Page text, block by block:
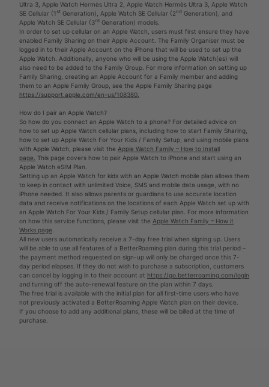
Ultra 3, Apple Watch Hermès Ultra 2, Apple Watch Hermès Ultra 3, Apple Watch
SE Cellular (1 st Generation), Apple Watch SE Cellular (2nd Generation), and
Apple Watch SE Cellular (3rd Generation) models.
In order to set up cellular on an Apple Watch, users must first ensure they have
enabled Family Sharing on their Apple Account. The Family Organiser must be
logged in to their Apple Account on the iPhone that will be used to set up the
Apple Watch. Additionally, anyone who will be using the Apple Watch(es) will
also need to be added to the Family Group. For more information on setting up
Family Sharing, creating an Apple Account for a Family member and adding
them to an Apple Family Group, see the Apple Family Sharing page
https://support.apple.com/en-us/108380.
How do I pair an Apple Watch?
So how do you connect an Apple Watch to a phone? For detailed advice on
how to set up Apple Watch cellular plans, including how to start Family Sharing,
how to set up Apple Watch For Your Kids / Family Setup, and using mobile plans
with Apple Watch, please visit the Apple Watch Family – How to Install
page.
This page covers how to pair Apple Watch to iPhone and start using an
Apple Watch eSIM Plan.
Setting up an Apple Watch for kids with an Apple Watch mobile plan allows them
to keep in contact with unlimited Voice, SMS and mobile data usage, with no
iPhone needed. It also allows parents or guardians to use accurate location
data and receive notifications on the locations of each Apple Watch set up with
an Apple Watch For Your Kids / Family Setup cellular plan. For more information
on how this service functions, please visit the Apple Watch Family – How it
Works page
All new users automatically receive a 7-day free trial when signing up. Users
will be able to use all features of a BetterRoaming plan during this trial period –
the payment method requested on sign-up will only be charged once this 7-
day period elapses. If they do not wish to purchase a subscription, customers
can cancel by logging in to their account at https://go.betterroaming.com/login
and turning off the auto-renewal feature on the plan within 7 days.
The free trial is available with the initial plan for all first-time users who have
not previously activated a BetterRoaming Apple Watch plan on their device.
If you choose to add any additional plans, these will be billed at the time of
purchase.